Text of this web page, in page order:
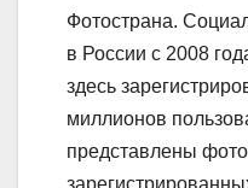
Фотострана.
в России с 2008
здесь
миллионов
представлены